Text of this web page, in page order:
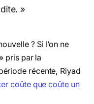
»
? Si l’on ne
pris par la
récente, Riyad
coûte que coûte un